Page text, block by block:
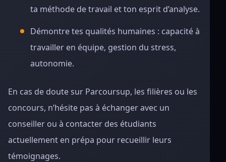
ta méthode de travail et ton esprit d’analyse.
Démontre tes qualités humaines : capacité à
travailler en équipe, gestion du stress,
autonomie.
En cas de doute sur Parcoursup, les filières ou les
concours, n’hésite pas à échanger avec un
conseiller ou à contacter des étudiants
actuellement en prépa pour recueillir leurs
témoignages.